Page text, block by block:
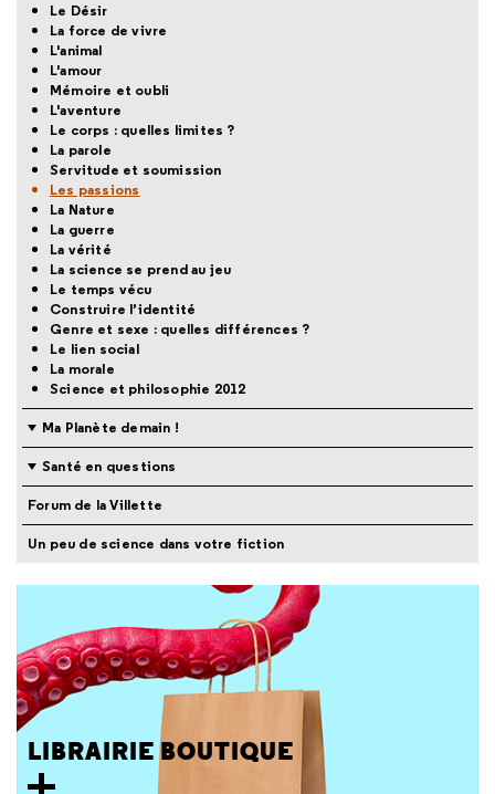
Le Désir
La force de vivre
L'animal
L'amour
Mémoire et oubli
L'aventure
Le corps : quelles limites ?
La parole
Servitude et soumission
Les passions
La Nature
La guerre
La vérité
La science se prend au jeu
Le temps vécu
Construire l’identité
Genre et sexe : quelles différences ?
Le lien social
La morale
Science et philosophie 2012
Ma Planète demain !
Santé en questions
Forum de la Villette
Un peu de science dans votre fiction
LIBRAIRIE BOUTIQUE